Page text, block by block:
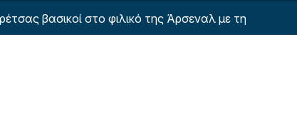
βασικοί στο φιλικό της Άρσεναλ με την Ντόρτμουντ